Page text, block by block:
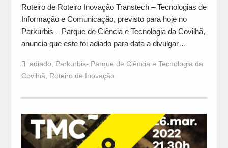
Roteiro de Roteiro Inovação Transtech – Tecnologias de
Informação e Comunicação, previsto para hoje no
Parkurbis – Parque de Ciência e Tecnologia da Covilhã,
anuncia que este foi adiado para data a divulgar…
adiado
Parkurbis- Parque de Ciência e Tecnologia da
Covilhã
Roteiro de Inovação